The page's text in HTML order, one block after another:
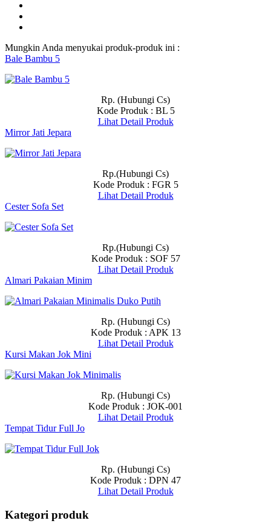
Mungkin Anda menyukai produk-produk ini :
Bale Bambu 5
Rp. (Hubungi Cs)
Kode Produk : BL 5
Lihat Detail Produk
Mirror Jati Jepara
Rp.(Hubungi Cs)
Kode Produk : FGR 5
Lihat Detail Produk
Cester Sofa Set
Rp.(Hubungi Cs)
Kode Produk : SOF 57
Lihat Detail Produk
Almari Pakaian Minim
Rp. (Hubungi Cs)
Kode Produk : APK 13
Lihat Detail Produk
Kursi Makan Jok Mini
Rp. (Hubungi Cs)
Kode Produk : JOK-001
Lihat Detail Produk
Tempat Tidur Full Jo
Rp. (Hubungi Cs)
Kode Produk : DPN 47
Lihat Detail Produk
Kategori produk